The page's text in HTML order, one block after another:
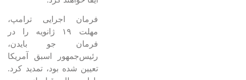
فرمان اجرایی ترامپ،
مهلت ۱۹ ژانویه را در
فرمان جو بایدن،
رئیس‌جمهور اسبق آمریکا
تعیین شده بود، تمدید کرد.